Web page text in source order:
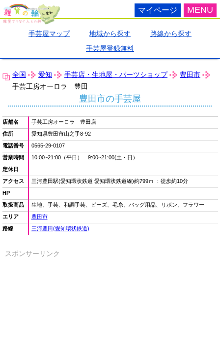
MENU
マイページ
手芸屋マップ 地域から探す
路線から探す
手芸屋登録無料
全国 愛知 手芸店・生地屋・パーツショップ
豊田市
手芸工房オーロラ 豊田
豊田市の手芸屋
店舗名
手芸工房オーロラ 豊田店
住所
愛知県豊田市山之手8-92
電話番号
0565-29-0107
営業時間
10:00~21:00（平日） 9:00~21:00(土・日）
定休日
アクセス
三河豊田駅(愛知環状鉄道 愛知環状鉄道線)約799ｍ ：徒歩約10分
HP
取扱商品
生地、手芸、和調手芸、ビーズ、毛糸、バッグ用品、リボン、フラワー
エリア
豊田市
路線
三河豊田(愛知環状鉄道)
スポンサーリンク